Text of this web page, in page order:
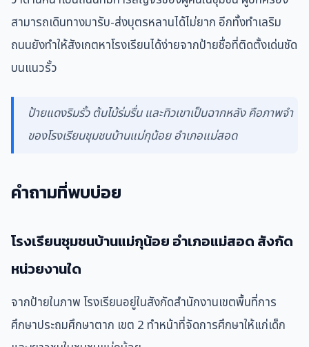
สามารถเดินทางมารับ-ส่งบุตรหลานได้ไม่ยาก อีกทั้งทำเลริม
ถนนยังทำให้สังเกตหาโรงเรียนได้ง่ายจากป้ายชื่อที่ติดตั้งเด่นชัด
บนแนวรั้ว
ป้ายแดงริมรั้ว ต้นไม้ร่มรื่น และทิวเขาเป็นฉากหลัง คือภาพจำ
ของโรงเรียนชุมชนบ้านแม่กุน้อย อำเภอแม่สอด
คำถามที่พบบ่อย
โรงเรียนชุมชนบ้านแม่กุน้อย อำเภอแม่สอด สังกัด
หน่วยงานใด
จากป้ายในภาพ โรงเรียนอยู่ในสังกัดสำนักงานเขตพื้นที่การ
ศึกษาประถมศึกษาตาก เขต 2 ทำหน้าที่จัดการศึกษาให้แก่เด็ก